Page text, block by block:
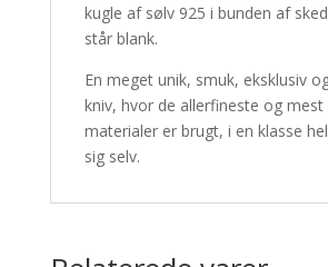
kugle af sølv 925 i bunden af
står blank.
En meget unik, smuk, eksklusiv
kniv, hvor de allerfineste og mest
materialer er brugt, i en klasse
sig selv.